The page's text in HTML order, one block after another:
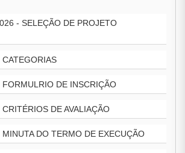
- SELEÇÃO DE PROJETO
DE INSCRIÇÃO
DE AVALIAÇÃO
DO TERMO DE EXECUÇÃO